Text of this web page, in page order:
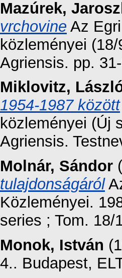
Mazúrek,
vrchovine Az
közleményei
Agriensis. pp.
Miklovitz,
1954-1987 között
közleményei (Új
Agriensis.
Molnár, Sándor
tulajdonságáról
Közleményei.
series ; Tom. 18/
Monok, István
4.. Budapest,